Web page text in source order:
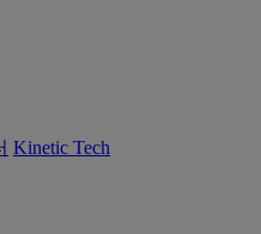
Kinetic Tech